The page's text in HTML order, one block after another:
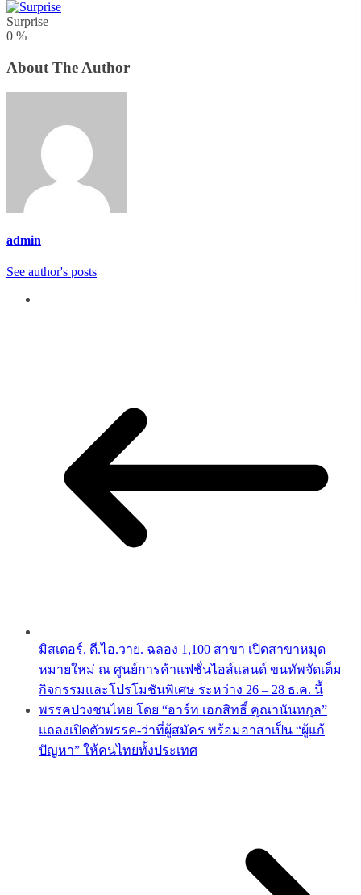
Surprise
0 %
About The Author
admin
See author's posts
มิสเตอร์. ดี.ไอ.วาย. ฉลอง 1,100 สาขา เปิดสาขาหมุด
หมายใหม่ ณ ศูนย์การค้าแฟชั่นไอส์แลนด์ ขนทัพจัดเต็ม
กิจกรรมและโปรโมชันพิเศษ ระหว่าง 26 – 28 ธ.ค. นี้
พรรคปวงชนไทย โดย “อาร์ท เอกสิทธิ์ คุณานันทกุล”
แถลงเปิดตัวพรรค-ว่าที่ผู้สมัคร พร้อมอาสาเป็น “ผู้แก้
ปัญหา” ให้คนไทยทั้งประเทศ